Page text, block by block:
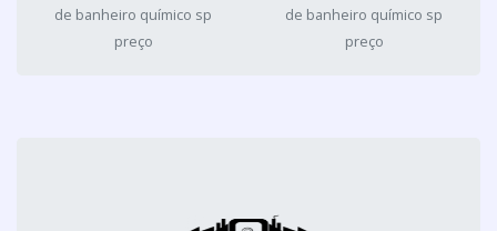
de banheiro químico sp
preço
de banheiro químico sp
preço